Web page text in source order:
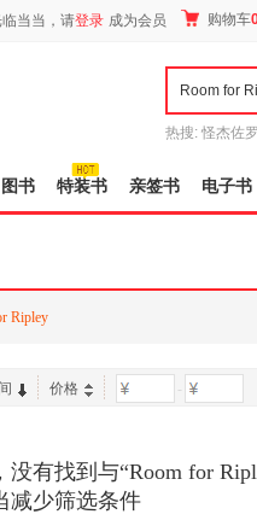
当当，请登录 成为会员 购物车
热搜: 怪杰佐
图书 特装书 亲签书 电子书
Ripley
价格 -
没有找到与“Room for
减少筛选条件